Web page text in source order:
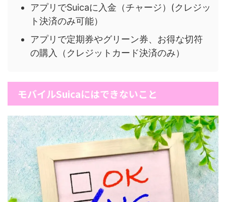
アプリでSuicaに入金（チャージ）(クレジッ
ト決済のみ可能）
アプリで定期券やグリーン券、お得な切符
の購入（クレジットカード決済のみ）
モバイルSuicaにはできないこと